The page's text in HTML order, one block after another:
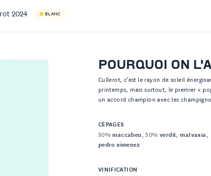
2024 BLANC
POURQUOI ON
Cullerot, c’est le rayon de soleil
printemps, mais surtout, le premier «
un accord champion avec les
CÉPAGES
50%maccabeu , 50%verdil,malvasia,
pedro ximenez
VINIFICATION